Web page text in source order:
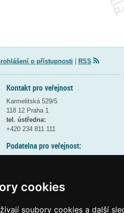
cookies
soubory cookies a další
o přístupnosti RSS
Kontakt pro veřejnost
Karmelitská 529/5
118 12 Praha 1
tel. ústředna:
+420 234 811 111
Podatelna pro veřejnost:
(více informací